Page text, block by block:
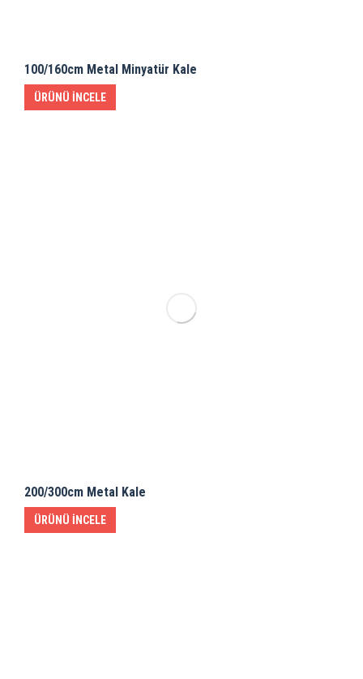
100/160cm Metal Minyatür Kale
ÜRÜNÜ İNCELE
200/300cm Metal Kale
ÜRÜNÜ İNCELE